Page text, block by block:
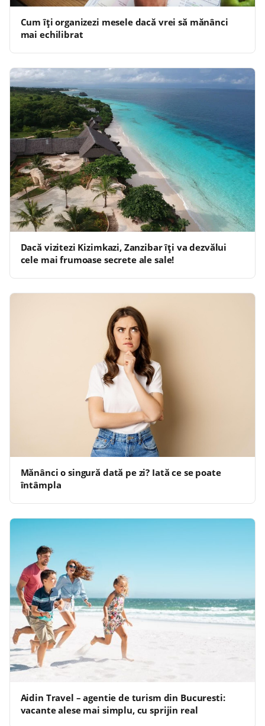
Cum îți organizezi mesele dacă vrei să mănânci
mai echilibrat
Dacă vizitezi Kizimkazi, Zanzibar îți va dezvălui
cele mai frumoase secrete ale sale!
Mănânci o singură dată pe zi? Iată ce se poate
întâmpla
Aidin Travel – agentie de turism din Bucuresti:
vacante alese mai simplu, cu sprijin real